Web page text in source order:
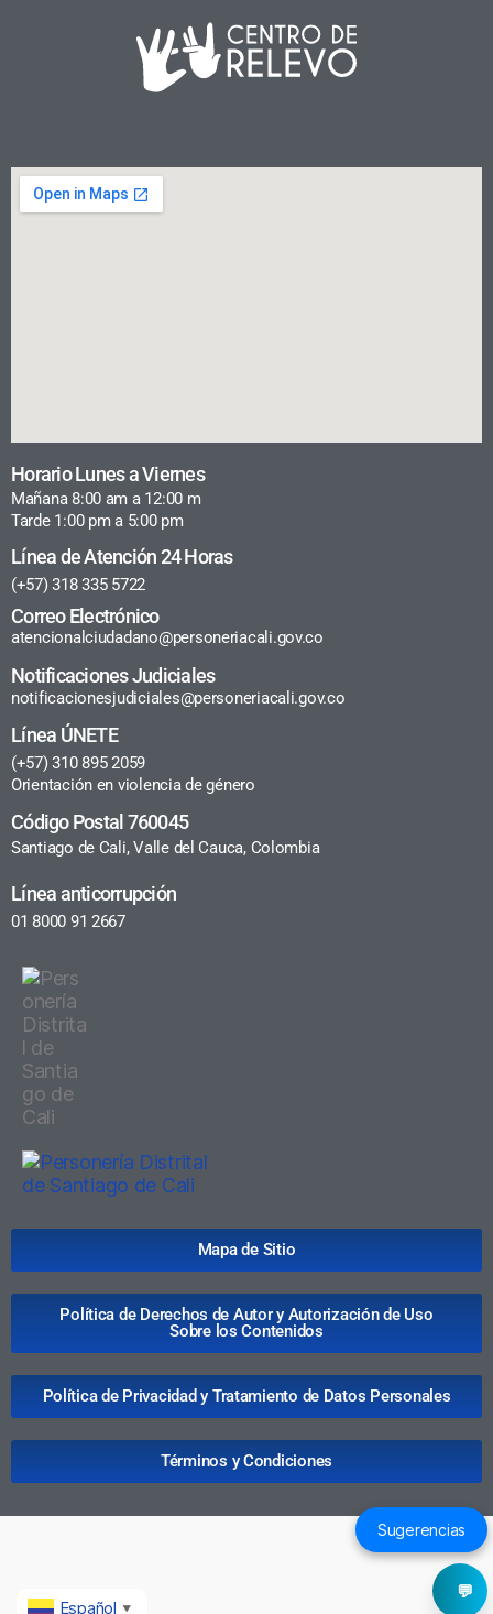
Horario Lunes a Viernes
Mañana 8:00 am a 12:00 m
Tarde 1:00 pm a 5:00 pm
Línea de Atención 24 Horas
(+57) 318 335 5722
Correo Electrónico
atencionalciudadano@personeriacali.gov.co
Notificaciones Judiciales
notificacionesjudiciales@personeriacali.gov.co
Línea ÚNETE
(+57) 310 895 2059
Orientación en violencia de género
Código Postal 760045
Santiago de Cali, Valle del Cauca, Colombia
Línea anticorrupción
01 8000 91 2667
Mapa de Sitio
Política de Derechos de Autor y Autorización de Uso
Sobre los Contenidos
Política de Privacidad y Tratamiento de Datos Personales
Términos y Condiciones
Español ▼
Sugerencias
💬